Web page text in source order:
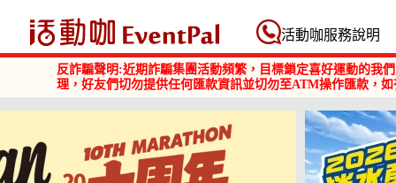
活動咖 Eventpal
活動咖服務說明
反詐騙聲明:近期詐騙集團活動頻繁，目標鎖定喜好運動的我
理，好友們切勿提供任何匯款資訊並切勿至ATM操作匯款，